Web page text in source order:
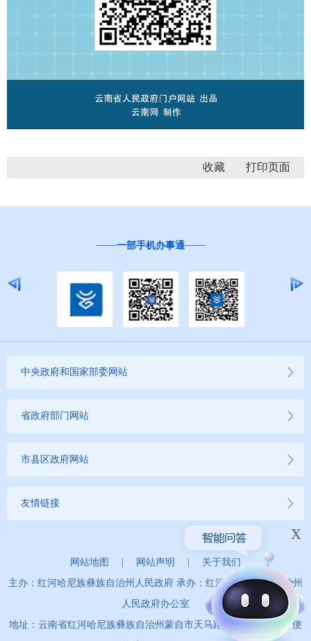
收藏
“互联网+督查”
中央政府和国家部委网站
省政府部门网站
市县区政府网站
友情链接
网站地图 网站声明
关于我们
主办：红河哈尼族彝族自治州人民政府 承办：红河哈尼族彝族自治州
人民政府办公室
地址：云南省红河哈尼族彝族自治州蒙自市天马路67号 政务服务便
x